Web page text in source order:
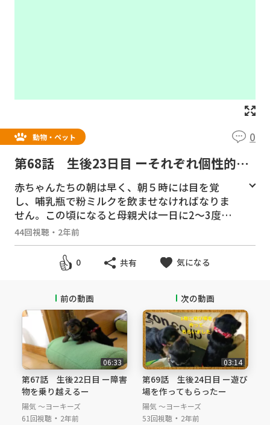
動物・ペット 0
第68話 生後23日目 ーそれぞれ個性的に
なったきたー
赤ちゃんたちの朝は早く、朝５時には目を覚
し、哺乳瓶で粉ミルクを飲ませなければなりま
せん。この頃になると母親犬は一日に2〜3度し
かオッパイをあげようとしないので、赤ちゃん
たちは物足りないのです。
目印の首輪を付けてから、見た目に区別しやす
くなり、それぞれの特徴がわかるようになり、
＃ヨークシャテリア ＃ヨーキー ＃多頭飼
い ＃自宅で出産 ＃仔犬 ＃パピー ＃生後
23日目 ＃ミルク
＃Yorkshireterrier #Yorkie #multi-nursing #bir
th in house #puppy #puppies #Twenty-third d
ay
＃Milk
44回視聴 ・ 2年前
0 共有 気になる
前の動画
06:33
第67話 生後22日目 ー障害
物を乗り越えるー
陽気 ～ヨーキーズ
61回視聴・ 2年前
次の動画
03:14
第69話 生後24日目 ー遊び
場を作ってもらったー
陽気 ～ヨーキーズ
53回視聴・ 2年前